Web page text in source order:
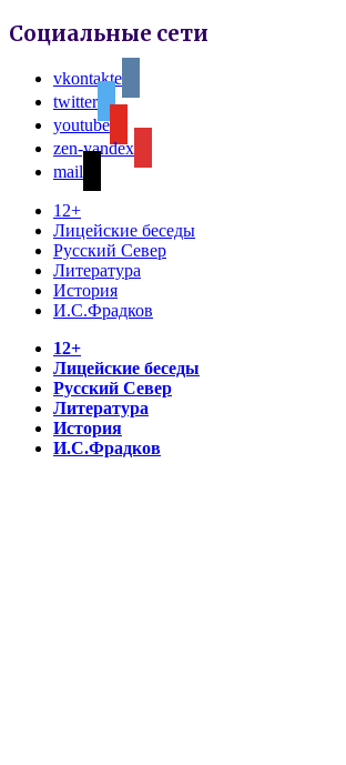
Социальные сети
vkontakte
twitter
youtube
zen-yandex
mail
12+
Лицейские беседы
Русский Север
Литература
История
И.С.Фрадков
12+
Лицейские беседы
Русский Север
Литература
История
И.С.Фрадков